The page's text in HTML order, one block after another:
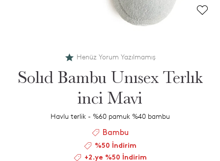
Henüz Yorum Yazılmamış
Solıd Bambu Unısex Terlık
inci Mavi
Havlu terlik - %60 pamuk %40 bambu
Bambu
%50 İndirim
+2.ye %50 İndirim